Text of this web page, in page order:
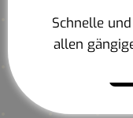
Schnelle
allen